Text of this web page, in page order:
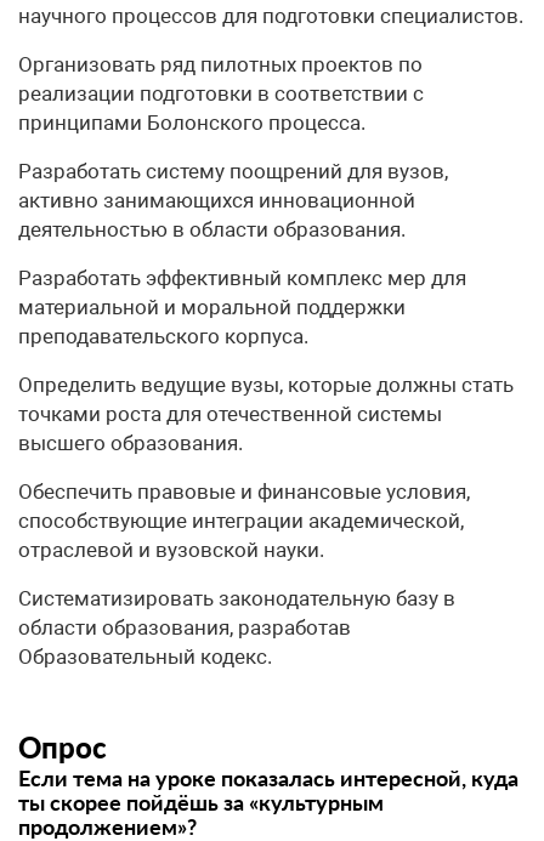
научного процессов для подготовки специалистов.
Организовать ряд пилотных проектов по
реализации подготовки в соответствии с
принципами Болонского процесса.
Разработать систему поощрений для вузов,
активно занимающихся инновационной
деятельностью в области образования.
Разработать эффективный комплекс мер для
материальной и моральной поддержки
преподавательского корпуса.
Определить ведущие вузы, которые должны стать
точками роста для отечественной системы
высшего образования.
Обеспечить правовые и финансовые условия,
способствующие интеграции академической,
отраслевой и вузовской науки.
Систематизировать законодательную базу в
области образования, разработав
Образовательный кодекс.
Опрос
Если тема на уроке показалась интересной, куда
ты скорее пойдёшь за «культурным
продолжением»?